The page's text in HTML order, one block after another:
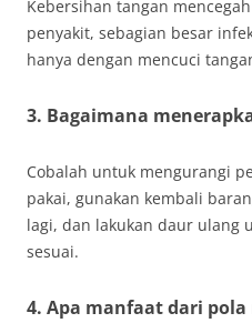
Kebersihan tangan
penyakit, sebagian besar
hanya dengan mencuci
3. Bagaimana
Cobalah untuk mengurangi
pakai, gunakan kembali
lagi, dan lakukan daur ulang
sesuai.
4. Apa manfaat dari